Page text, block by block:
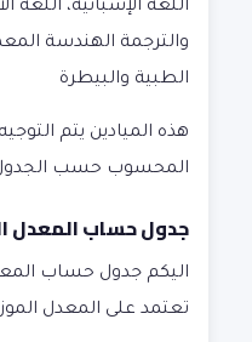
اللغة الإسبانية، اللغة
والترجمة الهندسة
الطبية والبيطرة
هذه الميادين يتم
المحسوب حسب الجدول
جدول حساب المعدل
اليكم جدول حساب
تعتمد على المعدل